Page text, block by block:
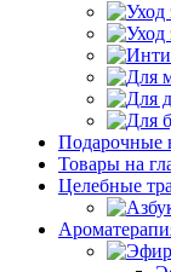
Подарочные
Товары на
Целебные